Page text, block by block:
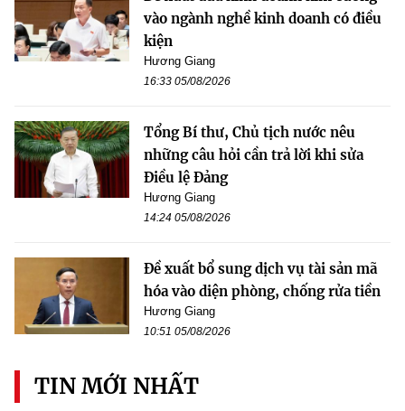
vào ngành nghề kinh doanh có điều
kiện
Hương Giang
16:33 05/08/2026
Tổng Bí thư, Chủ tịch nước nêu
những câu hỏi cần trả lời khi sửa
Điều lệ Đảng
Hương Giang
14:24 05/08/2026
Đề xuất bổ sung dịch vụ tài sản mã
hóa vào diện phòng, chống rửa tiền
Hương Giang
10:51 05/08/2026
TIN MỚI NHẤT